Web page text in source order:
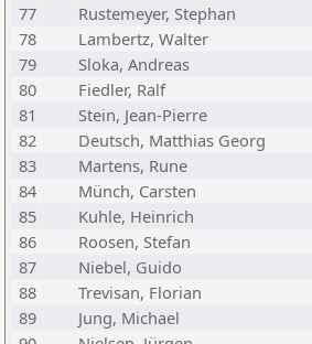
77
Rustemeyer, Stephan
78
Lambertz, Walter
79
Sloka, Andreas
80
Fiedler, Ralf
81
Stein, Jean-Pierre
82
Deutsch, Matthias Georg
83
Martens, Rune
84
Münch, Carsten
85
Kuhle, Heinrich
86
Roosen, Stefan
87
Niebel, Guido
88
Trevisan, Florian
89
Jung, Michael